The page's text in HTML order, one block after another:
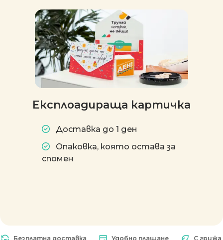
Експлоадираща картичка
Доставка до 1 ден
Опаковка, която остава за
спомен
доставка Удобно плащане С грижа за